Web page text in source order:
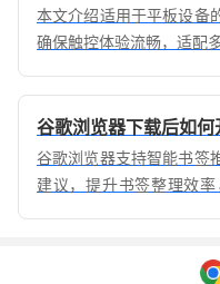
本文介绍适用于平板设备
确保触控体验流畅，适配
谷歌浏览器下载后如
谷歌浏览器支持智能书签
建议，提升书签整理效